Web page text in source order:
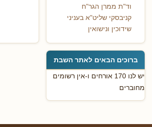
וד"ת ממרן הגר"ח
קניבסקי שליט"א בעניני
שידוכין ונישואין
ברוכים הבאים לאתר השבת
יש לנו 170 אורחים ו-אין רשומים
מחוברים